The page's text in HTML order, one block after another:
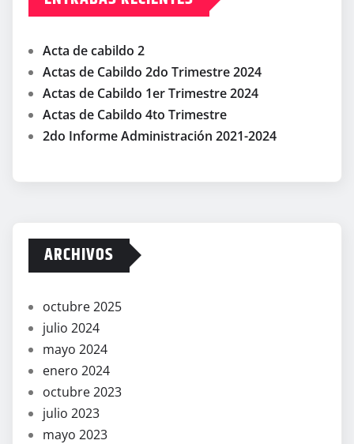
Acta de cabildo 2
Actas de Cabildo 2do Trimestre 2024
Actas de Cabildo 1er Trimestre 2024
Actas de Cabildo 4to Trimestre
2do Informe Administración 2021-2024
ARCHIVOS
octubre 2025
julio 2024
mayo 2024
enero 2024
octubre 2023
julio 2023
mayo 2023